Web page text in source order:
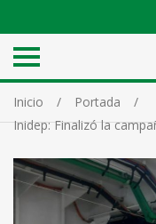
Inicio
Portada
Inidep: Finalizó la